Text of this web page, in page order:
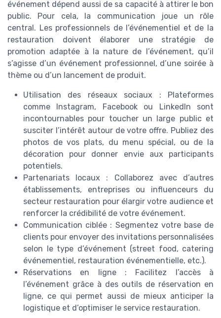
événement dépend aussi de sa capacité à attirer le bon
public. Pour cela, la communication joue un rôle
central. Les professionnels de l’événementiel et de la
restauration doivent élaborer une stratégie de
promotion adaptée à la nature de l’événement, qu’il
s’agisse d’un événement professionnel, d’une soirée à
thème ou d’un lancement de produit.
Utilisation des réseaux sociaux : Plateformes
comme Instagram, Facebook ou LinkedIn sont
incontournables pour toucher un large public et
susciter l’intérêt autour de votre offre. Publiez des
photos de vos plats, du menu spécial, ou de la
décoration pour donner envie aux participants
potentiels.
Partenariats locaux : Collaborez avec d’autres
établissements, entreprises ou influenceurs du
secteur restauration pour élargir votre audience et
renforcer la crédibilité de votre événement.
Communication ciblée : Segmentez votre base de
clients pour envoyer des invitations personnalisées
selon le type d’événement (street food, catering
événementiel, restauration événementielle, etc.).
Réservations en ligne : Facilitez l’accès à
l’événement grâce à des outils de réservation en
ligne, ce qui permet aussi de mieux anticiper la
logistique et d’optimiser le service restauration.